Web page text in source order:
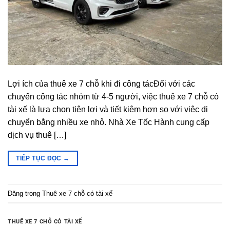
Lợi ích của thuê xe 7 chỗ khi đi công tácĐối với các
chuyến công tác nhóm từ 4-5 người, việc thuê xe 7 chỗ có
tài xế là lựa chọn tiện lợi và tiết kiệm hơn so với việc di
chuyển bằng nhiều xe nhỏ. Nhà Xe Tốc Hành cung cấp
dịch vụ thuê […]
TIẾP TỤC ĐỌC →
Đăng trong Thuê xe 7 chỗ có tài xế
THUÊ XE 7 CHỖ CÓ TÀI XẾ